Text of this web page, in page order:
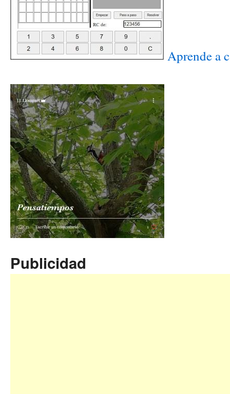
Aprende a
Publicidad